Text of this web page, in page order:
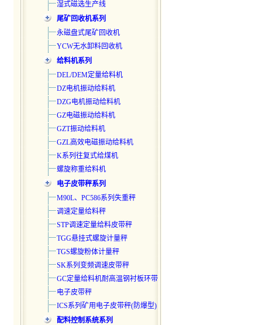
湿式磁选生产线
尾矿回收机系列
永磁盘式尾矿回收机
YCW无水卸料回收机
给料机系列
DEL/DEM定量给料机
DZ电机振动给料机
DZG电机振动给料机
GZ电磁振动给料机
GZT振动给料机
GZL高效电磁振动给料机
K系列往复式给煤机
螺旋称重给料机
电子皮带秤系列
M90L、PC586系列失重秤
调速定量给料秤
STP调速定量给料皮带秤
TGG悬挂式螺旋计量秤
TGS螺旋粉体计量秤
SK系列变频调速皮带秤
GC定量给料机耐高温钢衬板环带
电子皮带秤
ICS系列矿用电子皮带秤(防爆型)
配料控制系统系列